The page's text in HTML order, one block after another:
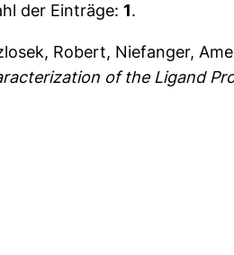
der Einträge:1.
Robert, Niefanger,
of the Ligand